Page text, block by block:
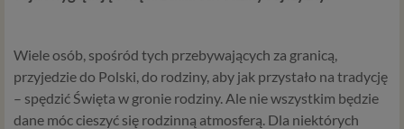
Wiele osób, spośród tych przebywających za granicą,
przyjedzie do Polski, do rodziny, aby jak przystało na tradycję
– spędzić Święta w gronie rodziny. Ale nie wszystkim będzie
dane móc cieszyć się rodzinną atmosferą. Dla niektórych